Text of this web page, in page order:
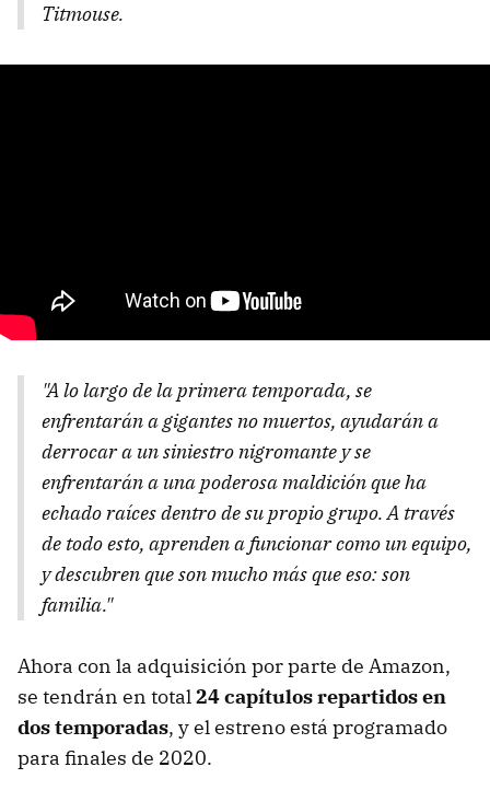
Titmouse.
"A lo largo de la primera temporada, se
enfrentarán a gigantes no muertos, ayudarán a
derrocar a un siniestro nigromante y se
enfrentarán a una poderosa maldición que ha
echado raíces dentro de su propio grupo. A través
de todo esto, aprenden a funcionar como un equipo,
y descubren que son mucho más que eso: son
familia."
Ahora con la adquisición por parte de Amazon,
se tendrán en total24 capítulos repartidos en
dos temporadas, y el estreno está programado
para finales de 2020.